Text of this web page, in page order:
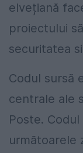
elvețiană
proiectului
securitatea
Codul sursă
centrale ale
Poste.
următoarele